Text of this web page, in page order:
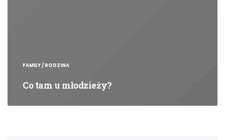
FAMILY / RODZINA
Co tam u młodzieży?